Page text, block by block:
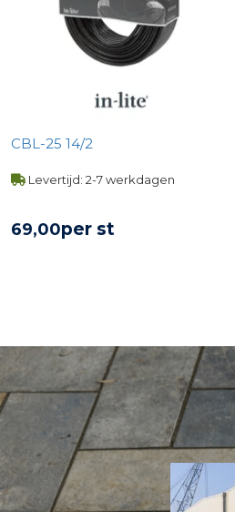
CBL-25 14/2
Levertijd: 2-7 werkdagen
69,00per st